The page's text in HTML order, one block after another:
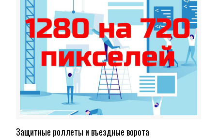
Защитные роллеты и въездные ворота